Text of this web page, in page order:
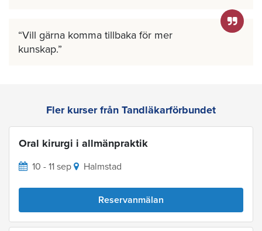
Vill gärna komma tillbaka för mer
kunskap.
Fler kurser från Tandläkarförbundet
Oral kirurgi i allmänpraktik
10 - 11 sep Halmstad
Reservanmälan